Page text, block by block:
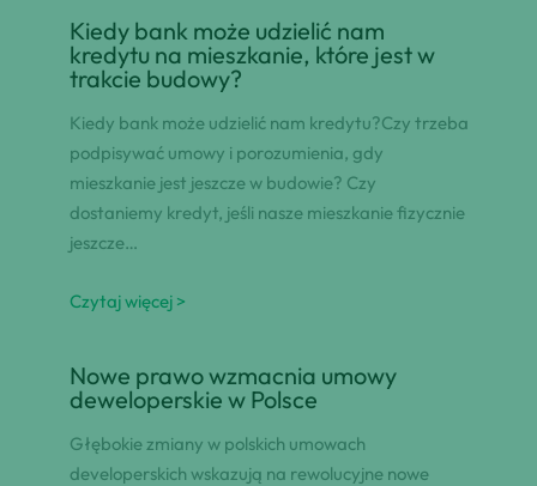
Kiedy bank może udzielić nam
kredytu na mieszkanie, które jest w
trakcie budowy?
Kiedy bank może udzielić nam kredytu?Czy trzeba
podpisywać umowy i porozumienia, gdy
mieszkanie jest jeszcze w budowie? Czy
dostaniemy kredyt, jeśli nasze mieszkanie fizycznie
jeszcze…
Czytaj więcej >
Nowe prawo wzmacnia umowy
deweloperskie w Polsce
Głębokie zmiany w polskich umowach
developerskich wskazują na rewolucyjne nowe